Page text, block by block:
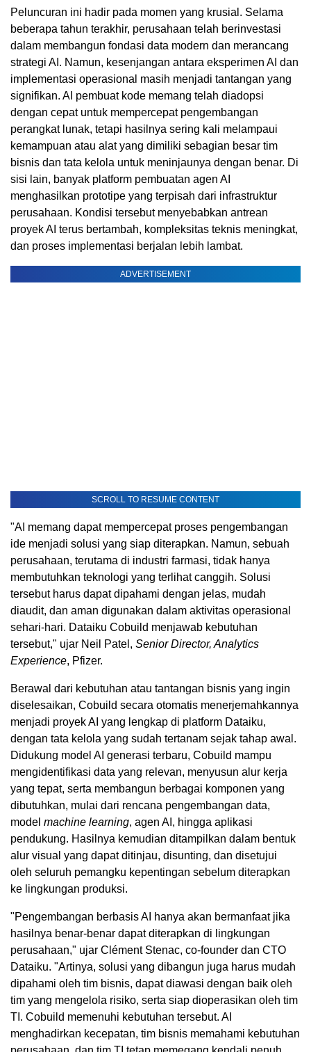
Peluncuran ini hadir pada momen yang krusial. Selama
beberapa tahun terakhir, perusahaan telah berinvestasi
dalam membangun fondasi data modern dan merancang
strategi AI. Namun, kesenjangan antara eksperimen AI dan
implementasi operasional masih menjadi tantangan yang
signifikan. AI pembuat kode memang telah diadopsi
dengan cepat untuk mempercepat pengembangan
perangkat lunak, tetapi hasilnya sering kali melampaui
kemampuan atau alat yang dimiliki sebagian besar tim
bisnis dan tata kelola untuk meninjaunya dengan benar. Di
sisi lain, banyak platform pembuatan agen AI
menghasilkan prototipe yang terpisah dari infrastruktur
perusahaan. Kondisi tersebut menyebabkan antrean
proyek AI terus bertambah, kompleksitas teknis meningkat,
dan proses implementasi berjalan lebih lambat.
ADVERTISEMENT
SCROLL TO RESUME CONTENT
"AI memang dapat mempercepat proses pengembangan
ide menjadi solusi yang siap diterapkan. Namun, sebuah
perusahaan, terutama di industri farmasi, tidak hanya
membutuhkan teknologi yang terlihat canggih. Solusi
tersebut harus dapat dipahami dengan jelas, mudah
diaudit, dan aman digunakan dalam aktivitas operasional
sehari-hari. Dataiku Cobuild menjawab kebutuhan
tersebut," ujar Neil Patel, Senior Director, Analytics
Experience, Pfizer.
Berawal dari kebutuhan atau tantangan bisnis yang ingin
diselesaikan, Cobuild secara otomatis menerjemahkannya
menjadi proyek AI yang lengkap di platform Dataiku,
dengan tata kelola yang sudah tertanam sejak tahap awal.
Didukung model AI generasi terbaru, Cobuild mampu
mengidentifikasi data yang relevan, menyusun alur kerja
yang tepat, serta membangun berbagai komponen yang
dibutuhkan, mulai dari rencana pengembangan data,
model machine learning, agen AI, hingga aplikasi
pendukung. Hasilnya kemudian ditampilkan dalam bentuk
alur visual yang dapat ditinjau, disunting, dan disetujui
oleh seluruh pemangku kepentingan sebelum diterapkan
ke lingkungan produksi.
"Pengembangan berbasis AI hanya akan bermanfaat jika
hasilnya benar-benar dapat diterapkan di lingkungan
perusahaan," ujar Clément Stenac, co-founder dan CTO
Dataiku. "Artinya, solusi yang dibangun juga harus mudah
dipahami oleh tim bisnis, dapat diawasi dengan baik oleh
tim yang mengelola risiko, serta siap dioperasikan oleh tim
TI. Cobuild memenuhi kebutuhan tersebut. AI
menghadirkan kecepatan, tim bisnis memahami kebutuhan